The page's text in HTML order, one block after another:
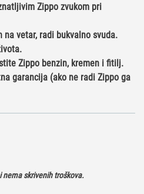
Zippo zvukom pri
vetar, radi bukvalno svuda.
Zippo benzin, kremen i fitilj.
garancija (ako ne radi Zippo ga
nema skrivenih troškova.